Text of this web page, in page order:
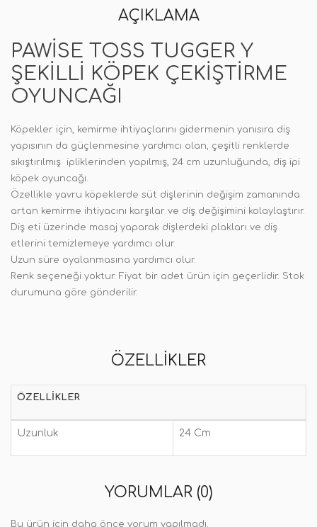
AÇIKLAMA
PAWISE TOSS TUGGER Y
ŞEKILLI KÖPEK ÇEKIŞTIRME
OYUNCAĞI
Köpekler için, kemirme ihtiyaçlarını gidermenin yanısıra diş
yapısının da güçlenmesine yardımcı olan, çeşitli renklerde
sıkıştırılmış ipliklerinden yapılmış, 24 cm uzunluğunda, diş ipi
köpek oyuncağı.
Özellikle yavru köpeklerde süt dişlerinin değişim zamanında
artan kemirme ihtiyacını karşılar ve diş değişimini kolaylaştırır.
Diş eti üzerinde masaj yaparak dişlerdeki plakları ve diş
etlerini temizlemeye yardımcı olur.
Uzun süre oyalanmasına yardımcı olur.
Renk seçeneği yoktur. Fiyat bir adet ürün için geçerlidir. Stok
durumuna göre gönderilir.
ÖZELLIKLER
ÖZELLIKLER
Uzunluk 24 Cm
YORUMLAR (0)
Bu ürün için daha önce yorum yapılmadı.